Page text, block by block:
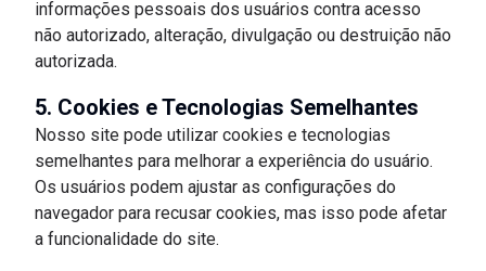
informações pessoais dos usuários contra acesso
não autorizado, alteração, divulgação ou destruição não
autorizada.
5. Cookies e Tecnologias Semelhantes
Nosso site pode utilizar cookies e tecnologias
semelhantes para melhorar a experiência do usuário.
Os usuários podem ajustar as configurações do
navegador para recusar cookies, mas isso pode afetar
a funcionalidade do site.